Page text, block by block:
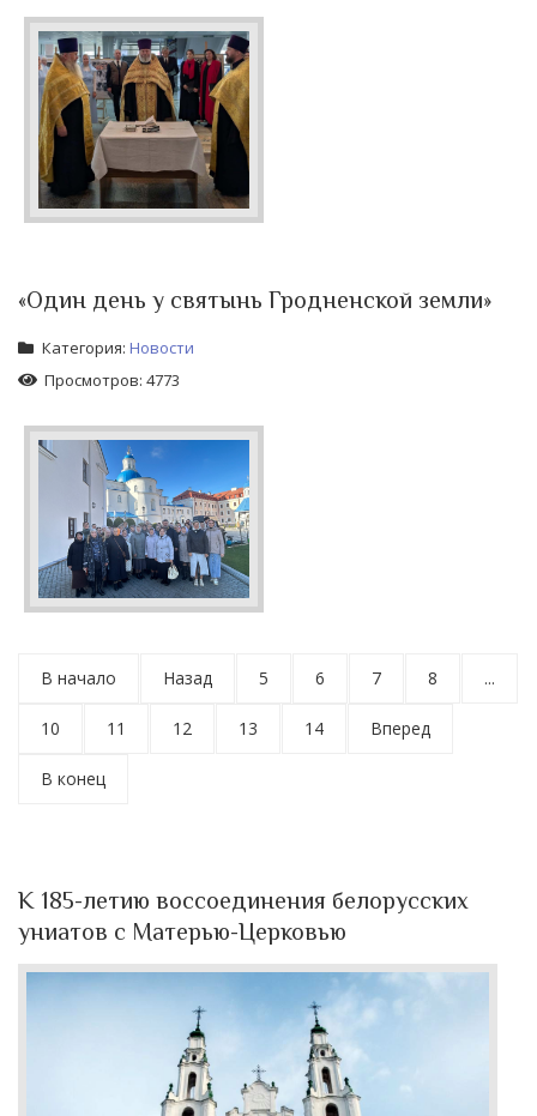
«Один день у святынь Гродненской земли»
Категория: Новости
Просмотров: 4773
В начало Назад 5 6 7 8 ...
10 11 12 13 14 Вперед
В конец
К 185-летию воссоединения белорусских
униатов с Матерью-Церковью